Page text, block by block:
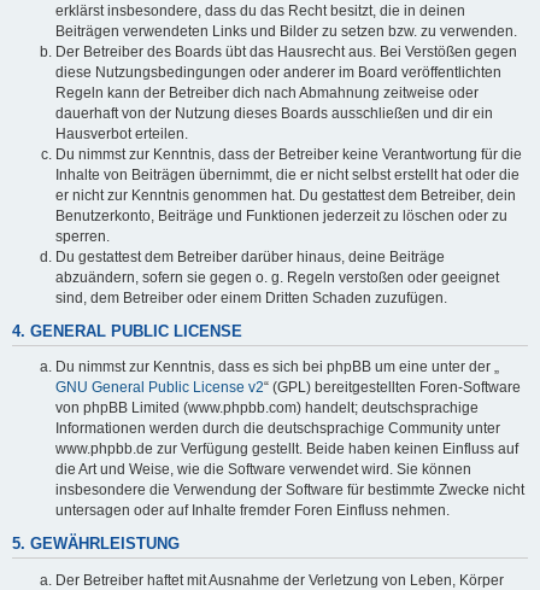
erklärst insbesondere, dass du das Recht besitzt, die in deinen
Beiträgen verwendeten Links und Bilder zu setzen bzw. zu verwenden.
Der Betreiber des Boards übt das Hausrecht aus. Bei Verstößen gegen
diese Nutzungsbedingungen oder anderer im Board veröffentlichten
Regeln kann der Betreiber dich nach Abmahnung zeitweise oder
dauerhaft von der Nutzung dieses Boards ausschließen und dir ein
Hausverbot erteilen.
Du nimmst zur Kenntnis, dass der Betreiber keine Verantwortung für die
Inhalte von Beiträgen übernimmt, die er nicht selbst erstellt hat oder die
er nicht zur Kenntnis genommen hat. Du gestattest dem Betreiber, dein
Benutzerkonto, Beiträge und Funktionen jederzeit zu löschen oder zu
sperren.
Du gestattest dem Betreiber darüber hinaus, deine Beiträge
abzuändern, sofern sie gegen o. g. Regeln verstoßen oder geeignet
sind, dem Betreiber oder einem Dritten Schaden zuzufügen.
4. GENERAL PUBLIC LICENSE
Du nimmst zur Kenntnis, dass es sich bei phpBB um eine unter der „
GNU General Public License v2“ (GPL) bereitgestellten Foren-Software
von phpBB Limited (www.phpbb.com) handelt; deutschsprachige
Informationen werden durch die deutschsprachige Community unter
www.phpbb.de zur Verfügung gestellt. Beide haben keinen Einfluss auf
die Art und Weise, wie die Software verwendet wird. Sie können
insbesondere die Verwendung der Software für bestimmte Zwecke nicht
untersagen oder auf Inhalte fremder Foren Einfluss nehmen.
5. GEWÄHRLEISTUNG
Der Betreiber haftet mit Ausnahme der Verletzung von Leben, Körper